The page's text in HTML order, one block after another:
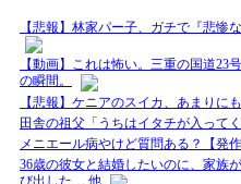
【悲報】林家パー子、ガチで『悲惨
【動画】これは怖い。三重の国道
の瞬間。
【悲報】ケニアのスイカ、あまりに
田舎の祖父「うちはイタチが入って
メニエール病やけど質問ある？【発作
36歳の彼女と結婚したいのに、家族